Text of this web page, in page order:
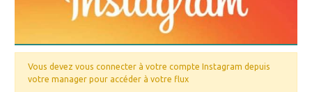
Vous devez vous connecter à votre compte Instagram depuis
votre manager pour accéder à votre flux